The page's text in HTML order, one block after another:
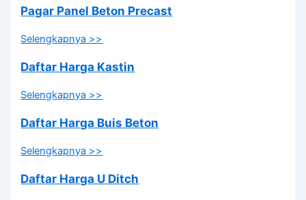
Pagar Panel Beton Precast
Selengkapnya >>
Daftar Harga Kastin
Selengkapnya >>
Daftar Harga Buis Beton
Selengkapnya >>
Daftar Harga U Ditch